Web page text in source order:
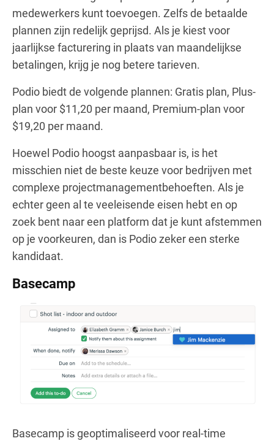
medewerkers kunt toevoegen. Zelfs de betaalde
plannen zijn redelijk geprijsd. Als je kiest voor
jaarlijkse facturering in plaats van maandelijkse
betalingen, krijg je nog betere tarieven.
Podio biedt de volgende plannen: Gratis plan, Plus-
plan voor $11,20 per maand, Premium-plan voor
$19,20 per maand.
Hoewel Podio hoogst aanpasbaar is, is het
misschien niet de beste keuze voor bedrijven met
complexe projectmanagementbehoeften. Als je
echter geen al te veeleisende eisen hebt en op
zoek bent naar een platform dat je kunt afstemmen
op je voorkeuren, dan is Podio zeker een sterke
kandidaat.
Basecamp
Basecamp is geoptimaliseerd voor real-time